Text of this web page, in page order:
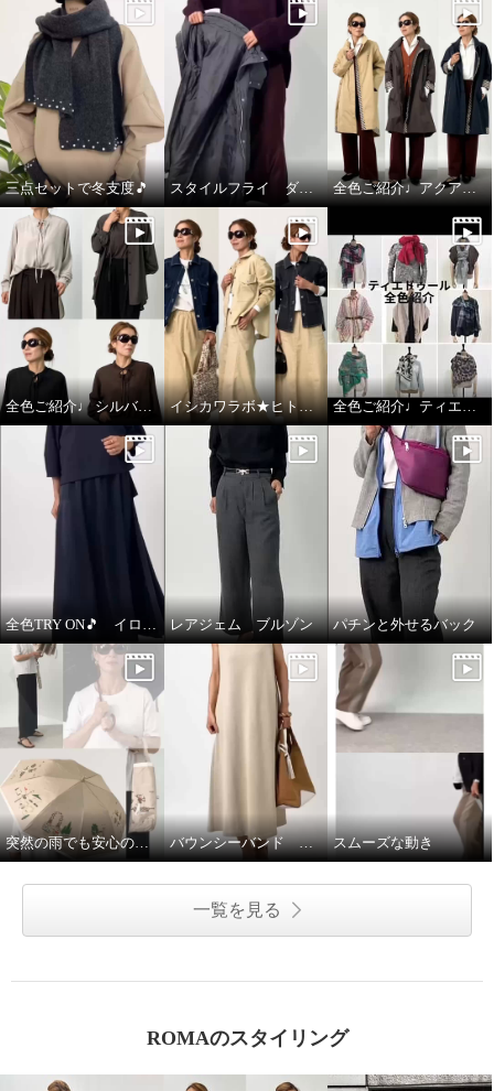
イン スカート見えパンツ
プリント Ｍ
¥0
三点セットで冬支度🎵 スタイルフライ ダウンコート 全色ご紹介♩アクアスキュータム
全色ご紹介♩ シルバーミントシュガー アンサンブル イシカワラボ★ヒトミ ジャケット全色ご紹介♩
全色TRY ON🎵 イロプライム ワンピース レアジェム ブルゾン パチンと外せるバック
突然の雨でも安心の晴雨兼用傘♩ バウンシーバンド ワンピース スムーズな動き
一覧を見る
ROMAのスタイリング